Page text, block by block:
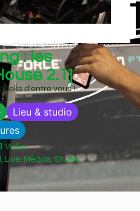
: les
2.1]
d'entre vous !
Lieu & studio
Vidéo
, Live, Médias, Studio,